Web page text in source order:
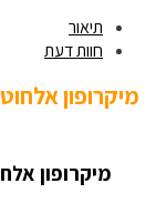
תיאור
חוות דעת
מיקרופון